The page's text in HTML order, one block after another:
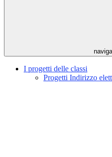
I progetti delle classi
Progetti Indirizzo